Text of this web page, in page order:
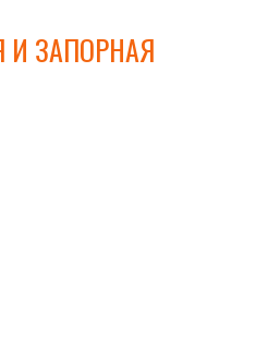
И ЗАПОРНАЯ